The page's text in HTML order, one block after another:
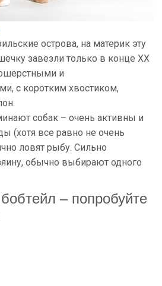
острова, на материк эту
завезли только в конце ХХ
и
с коротким хвостиком,
собак – очень активны и
(хотя все равно не очень
ловят рыбу. Сильно
обычно выбирают одного
– попробуйте